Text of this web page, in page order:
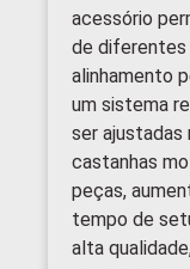
acessório
de diferentes
alinhamento
um sistema
ser ajustadas
castanhas
peças,
tempo de
alta